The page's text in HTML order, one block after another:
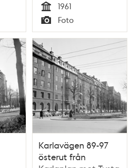
Tid
1961
Typ
Foto
Karlavägen 89-97
österut från